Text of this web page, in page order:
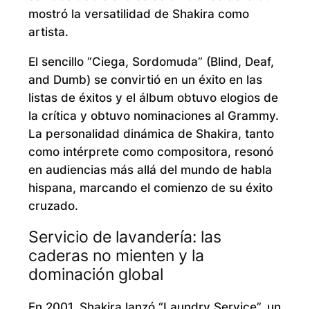
mostró la versatilidad de Shakira como
artista.
El sencillo “Ciega, Sordomuda” (Blind, Deaf,
and Dumb) se convirtió en un éxito en las
listas de éxitos y el álbum obtuvo elogios de
la crítica y obtuvo nominaciones al Grammy.
La personalidad dinámica de Shakira, tanto
como intérprete como compositora, resonó
en audiencias más allá del mundo de habla
hispana, marcando el comienzo de su éxito
cruzado.
Servicio de lavandería: las
caderas no mienten y la
dominación global